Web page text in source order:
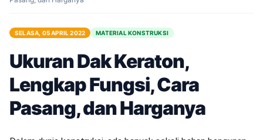
SELASA, 05 APRIL 2022 MATERIAL KONSTRUKSI
Ukuran Dak Keraton,
Lengkap Fungsi, Cara
Pasang, dan Harganya